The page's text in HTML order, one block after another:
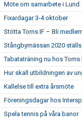
Möte om samarbete i Lund
Fixardagar 3-4 oktober
Stötta Torns IF – Bli
Stångbymässan 2020
Tabataträning nu hos Torns
Hur skall utbildningen av
Kallelse till extra årsmöte
Föreningsdagar hos
Spela tennis på våra banor